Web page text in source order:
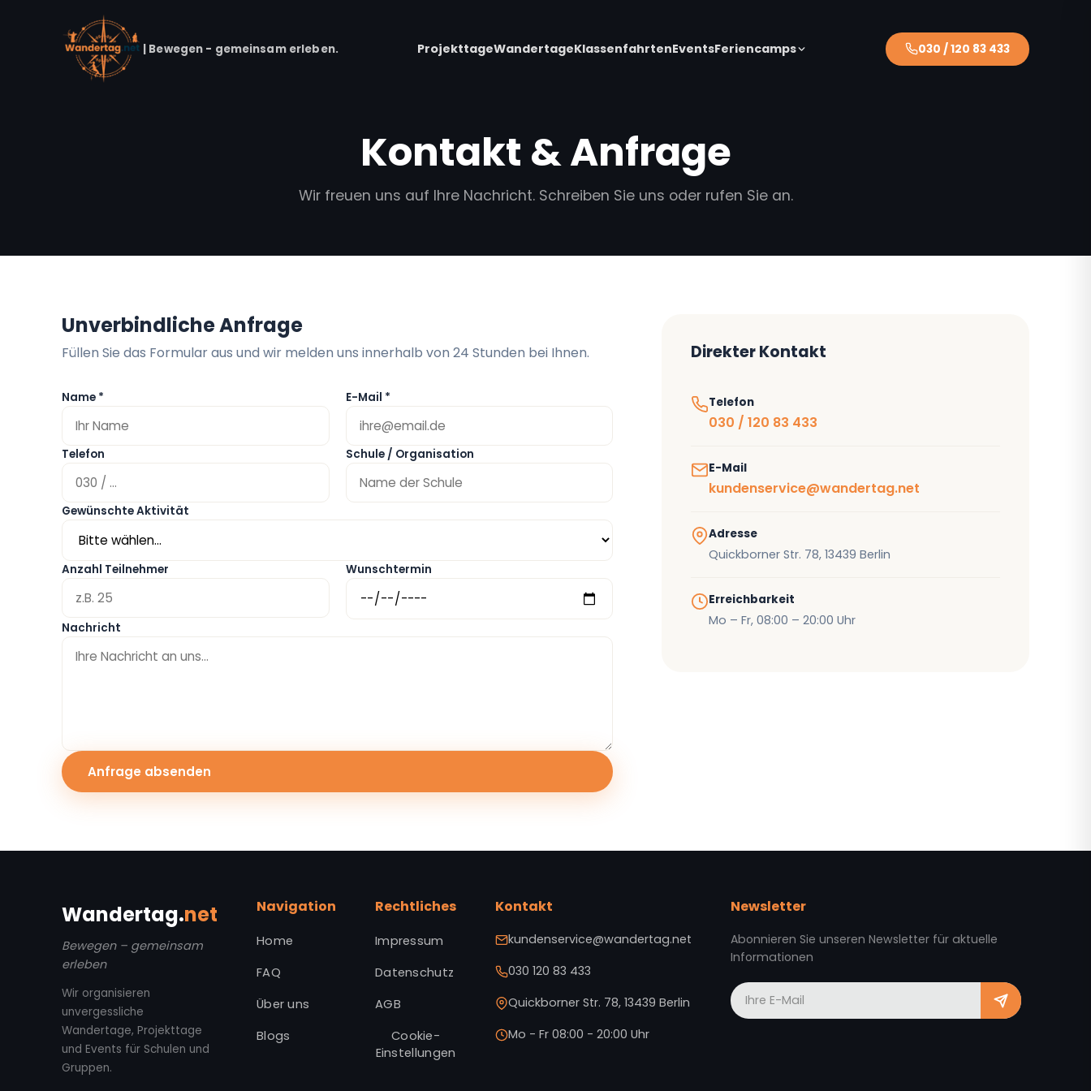
| Bewegen - gemeinsam erleben. ProjekttageWandertageKlassenfahrtenEventsFeriencamps 030 / 120 83 433
Kontakt & Anfrage
Wir freuen uns auf Ihre Nachricht. Schreiben Sie uns oder rufen Sie an.
Unverbindliche Anfrage
Füllen Sie das Formular aus und wir melden uns innerhalb von 24 Stunden bei Ihnen.
Name * E-Mail *
Telefon Schule / Organisation
Gewünschte Aktivität
Anzahl Teilnehmer Wunschtermin
Nachricht
Anfrage absenden
Direkter Kontakt
Telefon
030 / 120 83 433
E-Mail
kundenservice@wandertag.net
Adresse
Quickborner Str. 78, 13439 Berlin
Erreichbarkeit
Mo – Fr, 08:00 – 20:00 Uhr
Wandertag.net
Bewegen – gemeinsam
erleben
Wir organisieren
unvergessliche
Wandertage, Projekttage
und Events für Schulen und
Gruppen.
Navigation
Home
FAQ
Über uns
Blogs
Rechtliches
Impressum
Datenschutz
AGB
Cookie-
Einstellungen
Kontakt
kundenservice@wandertag.net
030 120 83 433
Quickborner Str. 78, 13439 Berlin
Mo - Fr 08:00 - 20:00 Uhr
Newsletter
Abonnieren Sie unseren Newsletter für aktuelle
Informationen